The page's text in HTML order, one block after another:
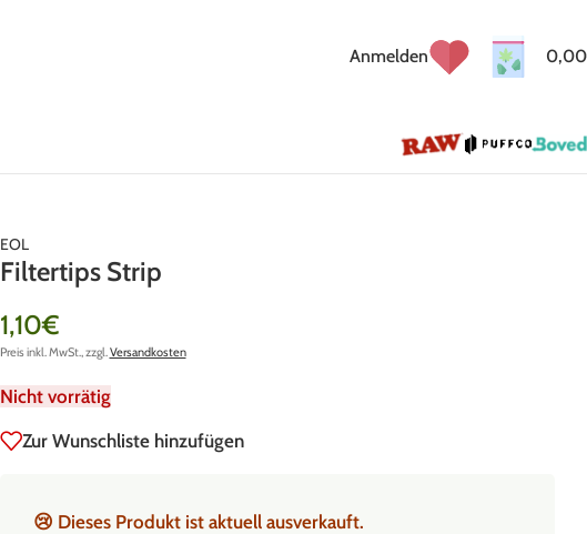
Anmelden 0,00
EOL
Filtertips Strip
1,10€
Preis inkl. MwSt., zzgl.Versandkosten
Nicht vorrätig
Zur Wunschliste hinzufügen
😢 Dieses Produkt ist aktuell ausverkauft.